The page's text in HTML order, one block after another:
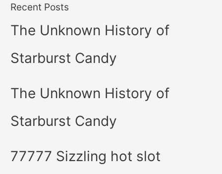
Recent Posts
The Unknown History of
Starburst Candy
The Unknown History of
Starburst Candy
77777 Sizzling hot slot